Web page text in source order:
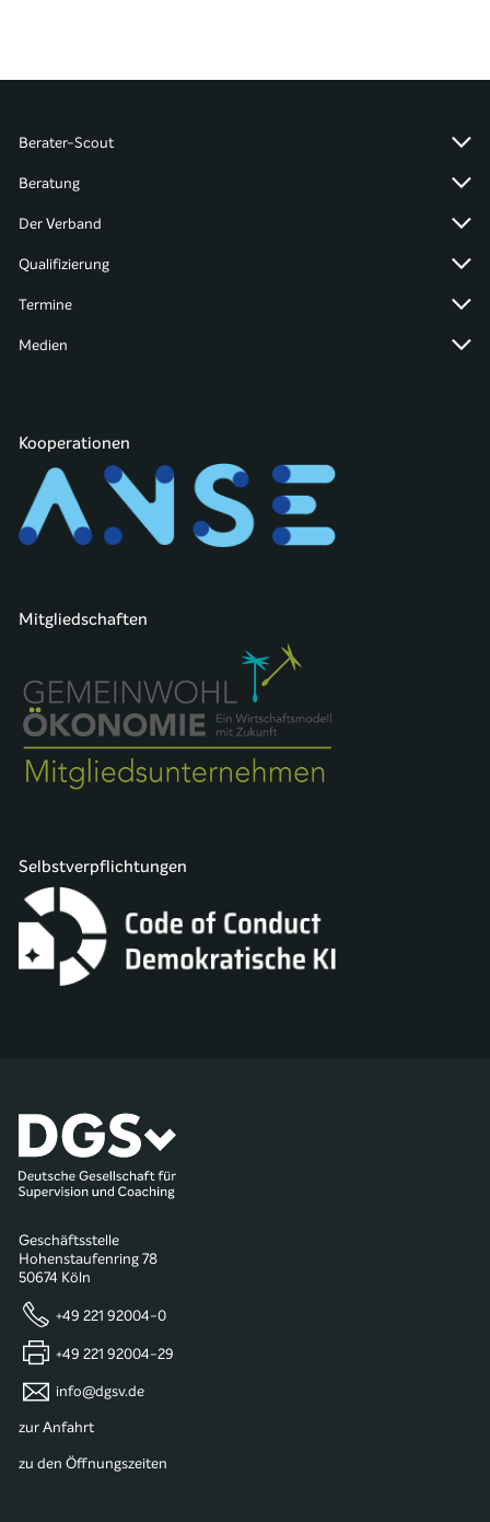
Berater-Scout
Beratung
Der Verband
Qualifizierung
Termine
Medien
Kooperationen
Mitgliedschaften
Selbstverpflichtungen
Geschäftsstelle
Hohenstaufenring 78
50674 Köln
+49 221 92004-0
+49 221 92004-29
info@dgsv.de
zur Anfahrt
zu den Öffnungszeiten